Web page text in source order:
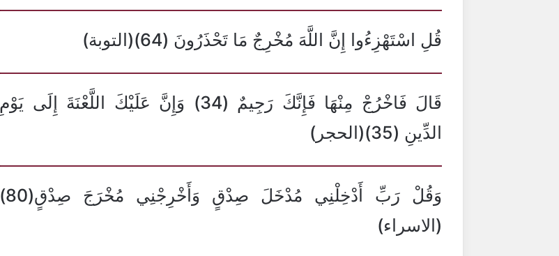
قُلِ اسْتَهْزِءُوا إِنَّ اللَّهَ مُخْرِجٌ مَا تَحْذَرُونَ (64)(التوبة)
قَالَ فَاخْرُجْ مِنْهَا فَإِنَّكَ رَجِيمٌ (34) وَإِنَّ عَلَيْكَ اللَّعْنَةَ إِلَى يَوْمِ
الدِّينِ (35)(الحجر)
وَقُلْ رَبِّ أَدْخِلْنِي مُدْخَلَ صِدْقٍ وَأَخْرِجْنِي مُخْرَجَ صِدْقٍ(80)
(الاسراء)